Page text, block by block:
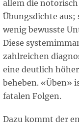
allem die
Übungsdichte aus;
wenig bewusste
Diese
zahlreichen
eine deutlich
beheben. «Üben»
fatalen Folgen.
Dazu kommt der